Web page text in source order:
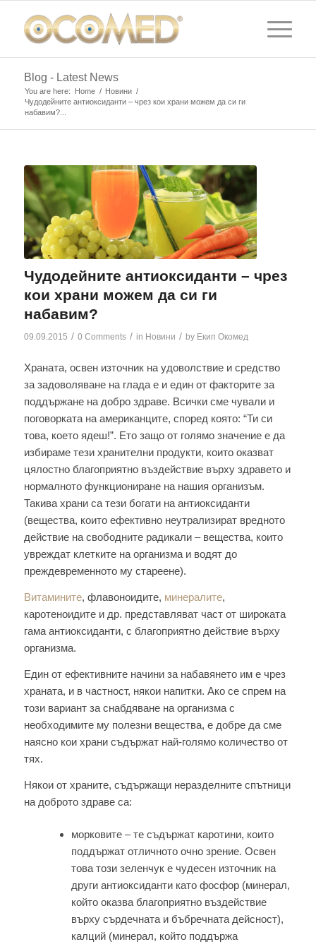
Blog - Latest News
You are here: Home / Новини /
Чудодейните антиоксиданти – чрез кои храни можем да си ги
набавим?...
Чудодейните антиоксиданти – чрез
кои храни можем да си ги
набавим?
09.09.2015 / 0 Comments / in Новини / by Екип Окомед
Храната, освен източник на удоволствие и средство
за задоволяване на глада е и един от факторите за
поддържане на добро здраве. Всички сме чували и
поговорката на американците, според която: “Ти си
това, което ядеш!”. Ето защо от голямо значение е да
избираме тези хранителни продукти, които оказват
цялостно благоприятно въздействие върху здравето и
нормалното функциониране на нашия организъм.
Такива храни са тези богати на антиоксиданти
(вещества, които ефективно неутрализират вредното
действие на свободните радикали – вещества, които
увреждат клетките на организма и водят до
преждевременното му стареене).
Витамините, флавоноидите, минералите,
каротеноидите и др. представляват част от широката
гама антиоксиданти, с благоприятно действие върху
организма.
Един от ефективните начини за набавянето им е чрез
храната, и в частност, някои напитки. Ако се спрем на
този вариант за снабдяване на организма с
необходимите му полезни вещества, е добре да сме
наясно кои храни съдържат най-голямо количество от
тях.
Някои от храните, съдържащи неразделните спътници
на доброто здраве са:
морковите – те съдържат каротини, които
поддържат отличното очно зрение. Освен
това този зеленчук е чудесен източник на
други антиоксиданти като фосфор (минерал,
който оказва благоприятно въздействие
върху сърдечната и бъбречната дейсност),
калций (минерал, който поддържа